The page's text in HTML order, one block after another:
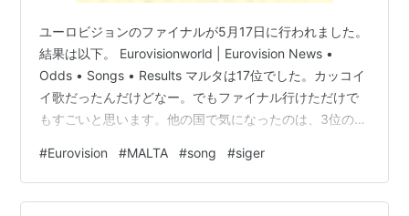
ユーロビジョンのファイナルが5月17日に行われました。
結果は以下。 Eurovisionworld | Eurovision News •
Odds • Songs • Results マルタは17位でした。カッコイ
イ歌だったんだけどなー。でもファイナル行けただけで
もすごいと思います。他の国で気になったのは、3位の
マキア～ト～♪のフレーズが頭から離れない…。 あと話題
になったのは4位のKAJ - "Bara bada bastu"。『サウナ
に入ろう』という歌だそうです。 上記のリンクで各歌手
#Eurovision #MALTA #song #siger